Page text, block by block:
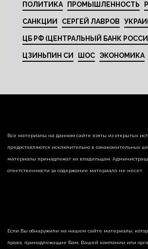
ПОЛИТИКА ПРОМЫШЛЕННОСТЬ
САНКЦИИ СЕРГЕЙ ЛАВРОВ
ЦБ РФ (ЦЕНТРАЛЬНЫЙ БАНК
ЦЗИНЬПИН СИ ШОС ЭКОНОМИКА
Все материалы на данном сайте взяты из открытых
предоставляются исключительно в ознакомительных
материалы принадлежат их владельцам.
ответственности за содержание материала не несет.
Если Вы обнаружили на нашем сайте материалы,
права, принадлежащие Вам, Вашей компании или